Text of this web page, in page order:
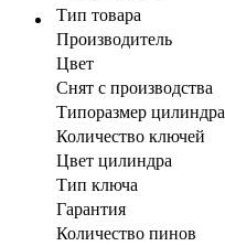
Тип товара
Производитель
Цвет
Cнят с производства
Типоразмер цилиндра
Количество ключей
Цвет цилиндра
Тип ключа
Гарантия
Количество пинов